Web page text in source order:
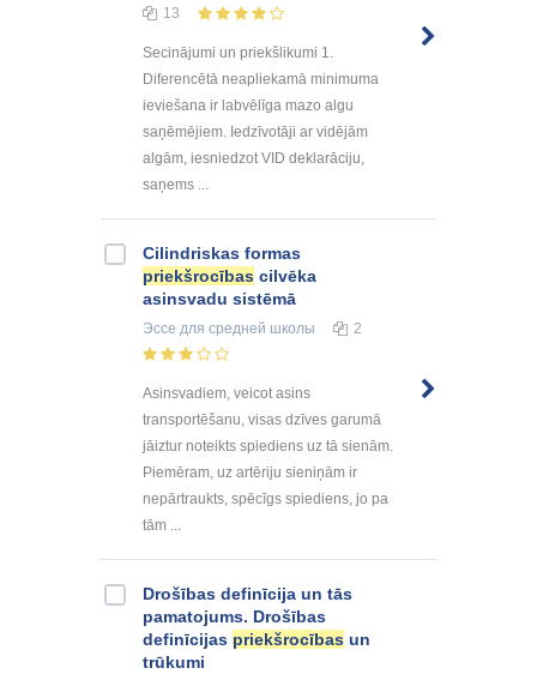
13
Secinājumi un priekšlikumi 1.
Diferencētā neapliekamā minimuma
ieviešana ir labvēlīga mazo algu
saņēmējiem. Iedzīvotāji ar vidējām
algām, iesniedzot VID deklarāciju,
saņems ...
Cilindriskas formas
priekšrocības cilvēka
asinsvadu sistēmā
Эссе для средней школы 2
Asinsvadiem, veicot asins
transportēšanu, visas dzīves garumā
jāiztur noteikts spiediens uz tā sienām.
Piemēram, uz artēriju sieniņām ir
nepārtraukts, spēcīgs spiediens, jo pa
tām ...
Drošības definīcija un tās
pamatojums. Drošības
definīcijas priekšrocības un
trūkumi